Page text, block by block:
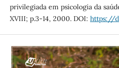
privilegiada em psicologia da
XVIII; p.3-14, 2000. DOI: https://